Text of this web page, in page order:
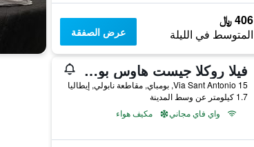
406 ﷼
المتوسط في الليلة عرض الصفقة
فيلا روكلا جيست هاوس بومبي
Via Sant Antonio 15, بومباي, مقاطعة نابولي, إيطاليا
1.7 كيلومتر عن وسط المدينة
واي فاي مجاني
مكيف هواء